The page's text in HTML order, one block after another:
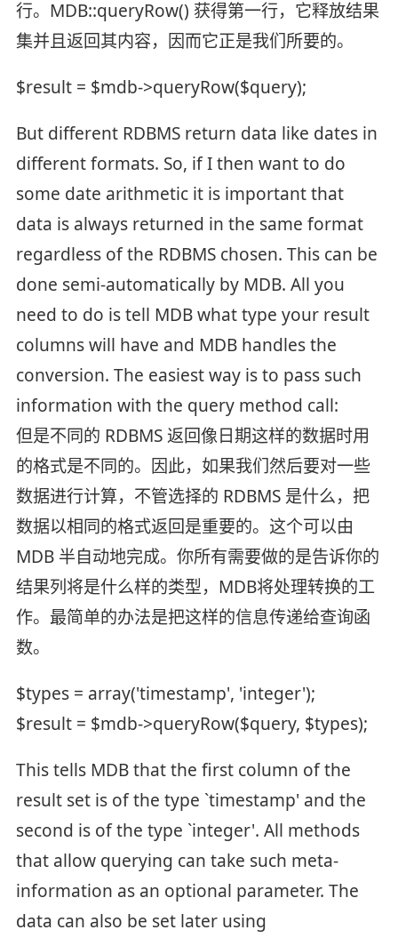
行。MDB::queryRow() 获得第一行，它释放结果
集并且返回其内容，因而它正是我们所要的。
$result = $mdb->queryRow($query);
But different RDBMS return data like dates in
different formats. So, if I then want to do
some date arithmetic it is important that
data is always returned in the same format
regardless of the RDBMS chosen. This can be
done semi-automatically by MDB. All you
need to do is tell MDB what type your result
columns will have and MDB handles the
conversion. The easiest way is to pass such
information with the query method call:
但是不同的 RDBMS 返回像日期这样的数据时用
的格式是不同的。因此，如果我们然后要对一些
数据进行计算，不管选择的 RDBMS 是什么，把
数据以相同的格式返回是重要的。这个可以由
MDB 半自动地完成。你所有需要做的是告诉你的
结果列将是什么样的类型，MDB将处理转换的工
作。最简单的办法是把这样的信息传递给查询函
数。
$types = array('timestamp', 'integer');
$result = $mdb->queryRow($query, $types);
This tells MDB that the first column of the
result set is of the type `timestamp' and the
second is of the type `integer'. All methods
that allow querying can take such meta-
information as an optional parameter. The
data can also be set later using